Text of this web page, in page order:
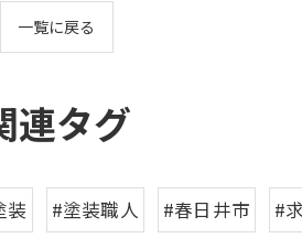
一覧に戻る
連タグ
装 #塗装職人 #春日井市 #